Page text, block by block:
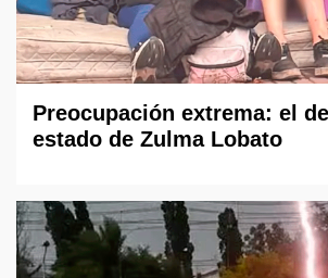
Preocupación extrema: el
estado de Zulma Lobato